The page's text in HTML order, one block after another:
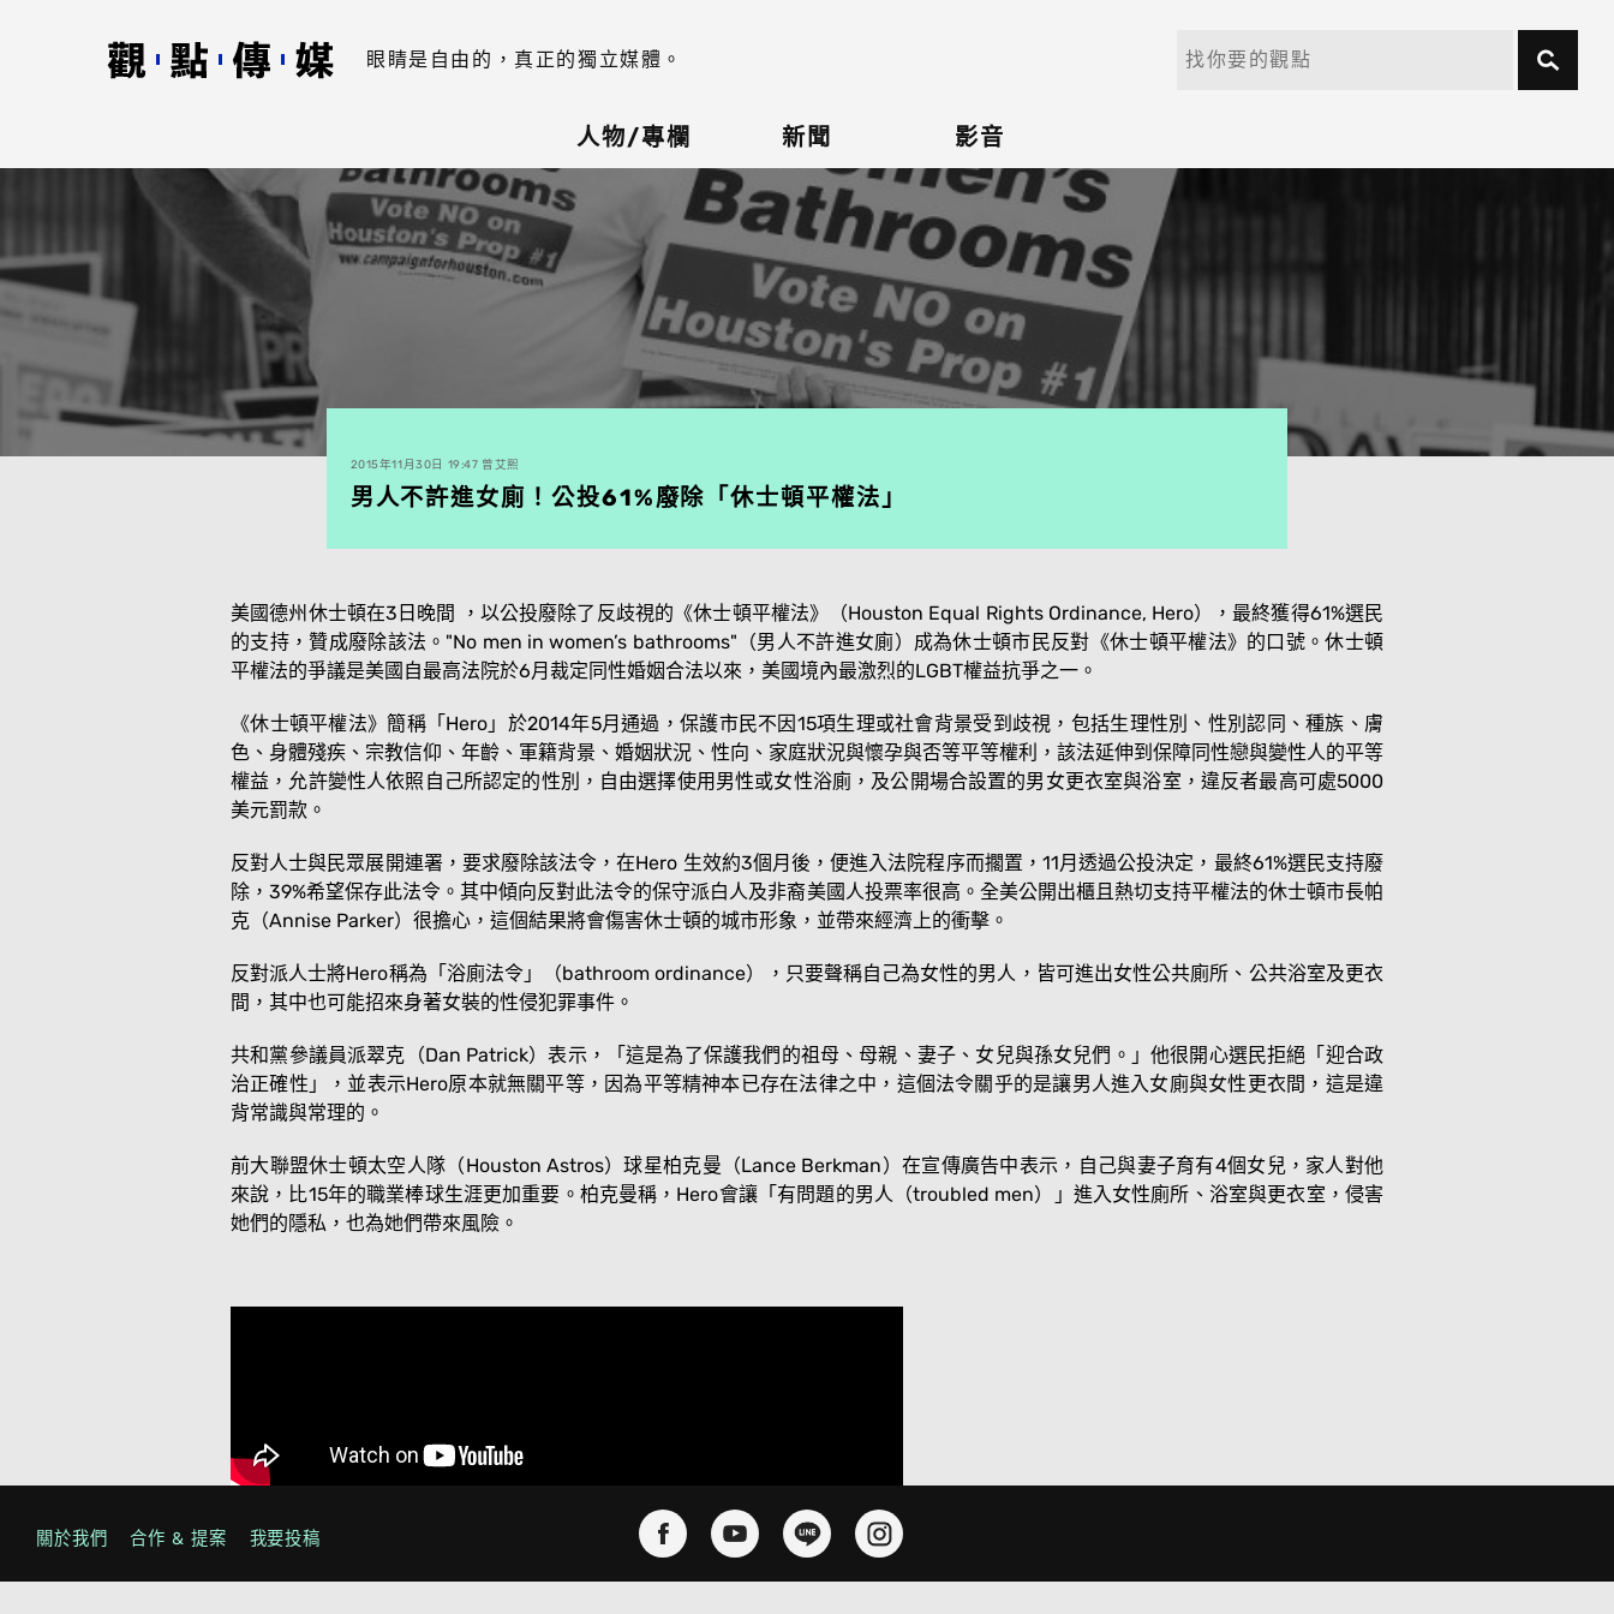
眼睛是自由的，真正的獨立媒體。
人物/專欄 新聞 影音
2015年11月30日 19:47 曾艾熙
男人不許進女廁！公投61%廢除「休士頓平權法」
美國德州休士頓在3日晚間 ，以公投廢除了反歧視的《休士頓平權法》（Houston Equal Rights Ordinance, Hero），最終獲得61%選民
的支持，贊成廢除該法。"No men in women’s bathrooms"（男人不許進女廁）成為休士頓市民反對《休士頓平權法》的口號。休士頓
平權法的爭議是美國自最高法院於6月裁定同性婚姻合法以來，美國境內最激烈的LGBT權益抗爭之一。
《休士頓平權法》簡稱「Hero」於2014年5月通過，保護市民不因15項生理或社會背景受到歧視，包括生理性別、性別認同、種族、膚
色、身體殘疾、宗教信仰、年齡、軍籍背景、婚姻狀況、性向、家庭狀況與懷孕與否等平等權利，該法延伸到保障同性戀與變性人的平等
權益，允許變性人依照自己所認定的性別，自由選擇使用男性或女性浴廁，及公開場合設置的男女更衣室與浴室，違反者最高可處5000
美元罰款。
反對人士與民眾展開連署，要求廢除該法令，在Hero 生效約3個月後，便進入法院程序而擱置，11月透過公投決定，最終61%選民支持廢
除，39%希望保存此法令。其中傾向反對此法令的保守派白人及非裔美國人投票率很高。全美公開出櫃且熱切支持平權法的休士頓市長帕
克（Annise Parker）很擔心，這個結果將會傷害休士頓的城市形象，並帶來經濟上的衝擊。
反對派人士將Hero稱為「浴廁法令」（bathroom ordinance），只要聲稱自己為女性的男人，皆可進出女性公共廁所、公共浴室及更衣
間，其中也可能招來身著女裝的性侵犯罪事件。
共和黨參議員派翠克（Dan Patrick）表示，「這是為了保護我們的祖母、母親、妻子、女兒與孫女兒們。」他很開心選民拒絕「迎合政
治正確性」，並表示Hero原本就無關平等，因為平等精神本已存在法律之中，這個法令關乎的是讓男人進入女廁與女性更衣間，這是違
背常識與常理的。
前大聯盟休士頓太空人隊（Houston Astros）球星柏克曼（Lance Berkman）在宣傳廣告中表示，自己與妻子育有4個女兒，家人對他
來說，比15年的職業棒球生涯更加重要。柏克曼稱，Hero會讓「有問題的男人（troubled men）」進入女性廁所、浴室與更衣室，侵害
她們的隱私，也為她們帶來風險。
#公投 #同性婚姻 #Hero法案 #休士頓平權法 #男人不許進女廁
關於我們 合作 & 提案 我要投稿